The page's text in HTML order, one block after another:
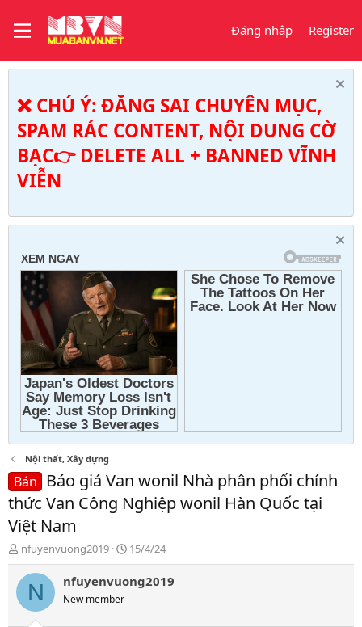
Đăng nhập Register
❌ CHÚ Ý: ĐĂNG SAI CHUYÊN MỤC,
SPAM RÁC CONTENT, NỘI DUNG CỜ
BẠC👉 DELETE ALL + BANNED VĨNH
VIỄN
Nội thất, Xây dựng
Bán
Báo giá Van wonil Nhà phân phối chính
thức Van Công Nghiệp wonil Hàn Quốc tại
Việt Nam
T
h
r
a
nfuyenvuong2019
N
g
à
15/4/24
N nfuyenvuong2019
New member